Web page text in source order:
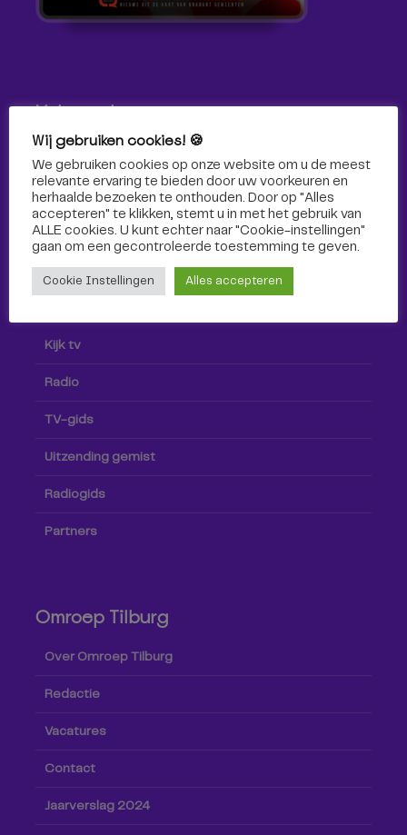
Volg ons!
Volg Omroep Tilburg niet alleen hier, maar ook via social
media!
Kijk tv
Radio
TV-gids
Uitzending gemist
Radiogids
Partners
Omroep Tilburg
Over Omroep Tilburg
Redactie
Vacatures
Contact
Jaarverslag 2024
Wij gebruiken cookies! 🍪
We gebruiken cookies op onze website om u de meest
relevante ervaring te bieden door uw voorkeuren en
herhaalde bezoeken te onthouden. Door op "Alles
accepteren" te klikken, stemt u in met het gebruik van
ALLE cookies. U kunt echter naar "Cookie-instellingen"
gaan om een ​​gecontroleerde toestemming te geven.
Cookie Instellingen Alles accepteren